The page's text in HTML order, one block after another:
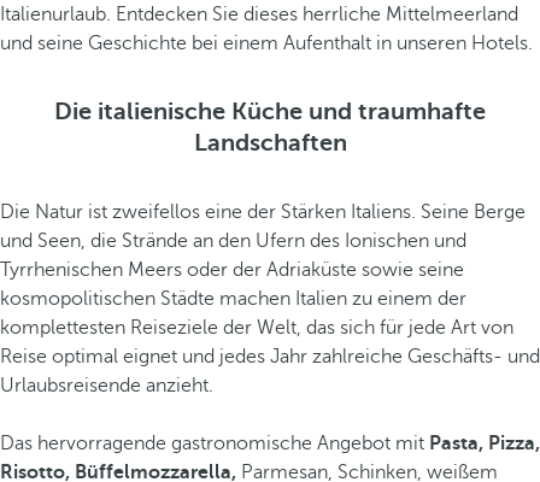
Italienurlaub. Entdecken Sie dieses herrliche Mittelmeerland
und seine Geschichte bei einem Aufenthalt in unseren Hotels.
Die italienische Küche und traumhafte
Landschaften
Die Natur ist zweifellos eine der Stärken Italiens. Seine Berge
und Seen, die Strände an den Ufern des Ionischen und
Tyrrhenischen Meers oder der Adriaküste sowie seine
kosmopolitischen Städte machen Italien zu einem der
komplettesten Reiseziele der Welt, das sich für jede Art von
Reise optimal eignet und jedes Jahr zahlreiche Geschäfts- und
Urlaubsreisende anzieht.
Das hervorragende gastronomische Angebot mit Pasta, Pizza,
Risotto, Büffelmozzarella, Parmesan, Schinken, weißem